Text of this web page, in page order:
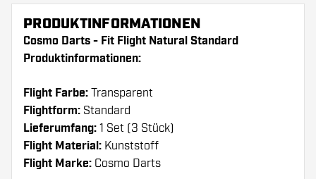
PRODUKTINFORMATIONEN
Cosmo Darts - Fit Flight Natural Standard
Produktinformationen:
Flight Farbe: Transparent
Flightform: Standard
Lieferumfang: 1 Set (3 Stück)
Flight Material: Kunststoff
Flight Marke: Cosmo Darts